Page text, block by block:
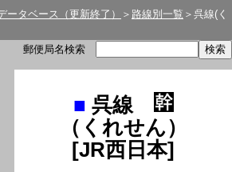
ータベース（更新終了） ＞ 路線別一覧 ＞呉線(く
郵便局名検索
■ 呉線
（くれせん）
[JR西日本]